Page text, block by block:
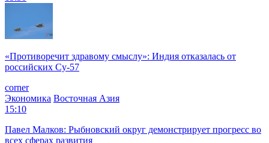
«Противоречит здравому смыслу»: Индия отказалась от
российских Су-57
corner
Экономика Восточная Азия
15:10
Павел Малков: Рыбновский округ демонстрирует прогресс во
всех сферах развития